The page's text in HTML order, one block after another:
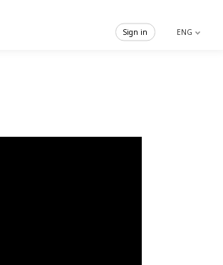
ENG
Sign in